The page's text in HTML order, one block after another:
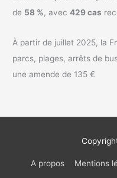
de 58 %, avec429 cas
À partir de juillet 2025, la
parcs, plages, arrêts de
une amende de 135 €
A propos Mentions